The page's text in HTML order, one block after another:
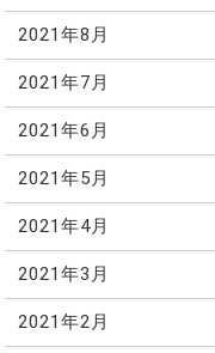
2021年8月
2021年7月
2021年6月
2021年5月
2021年4月
2021年3月
2021年2月